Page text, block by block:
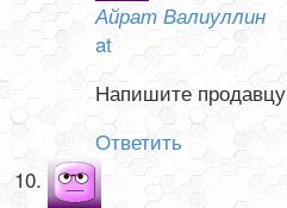
Айрат Валиуллин
at
Напишите продавцу
Ответить